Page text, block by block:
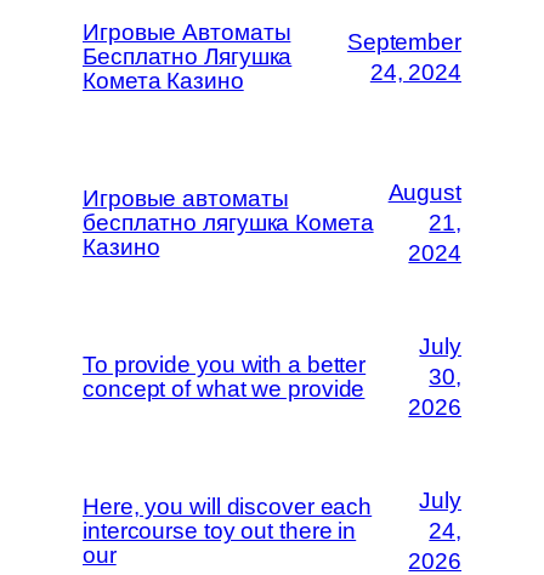
Игровые Автоматы
Бесплатно Лягушка
Комета Казино
September
24, 2024
Игровые автоматы
бесплатно лягушка Комета
Казино
August
21,
2024
To provide you with a better
concept of what we provide
July
30,
2026
Here, you will discover each
intercourse toy out there in
our
July
24,
2026